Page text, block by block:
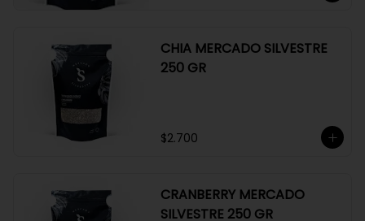
CHIA MERCADO SILVESTRE
250 GR
$2.700
CRANBERRY MERCADO
SILVESTRE 250 GR